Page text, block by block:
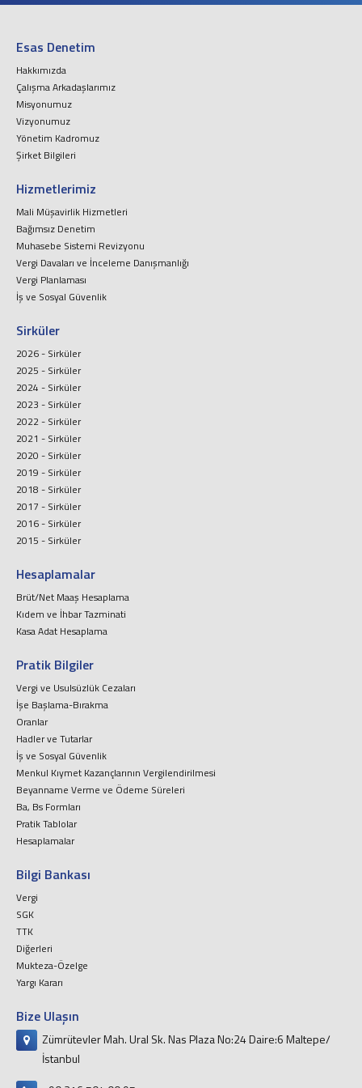
İş ve Sosyal Güvenlik
Beyanname Verme ve Ödeme Süreleri
Pratik Tablolar
Hesaplamalar
Bilgi Bankası
Vergi
TTK
Diğerleri
Mukteza-Özelge
Yargı Kararı
Kariyer
İletişim
Teklif İsteyin
Esas Denetim
Hakkımızda
Çalışma Arkadaşlarımız
Misyonumuz
Vizyonumuz
Yönetim Kadromuz
Şirket Bilgileri
Hizmetlerimiz
Mali Müşavirlik Hizmetleri
Bağımsız Denetim
Muhasebe Sistemi Revizyonu
Vergi Davaları ve İnceleme Danışmanlığı
Vergi Planlaması
İş ve Sosyal Güvenlik
Sirküler
2026 - Sirküler
2025 - Sirküler
2024 - Sirküler
2023 - Sirküler
2022 - Sirküler
2021 - Sirküler
2020 - Sirküler
2019 - Sirküler
2018 - Sirküler
2017 - Sirküler
2016 - Sirküler
2015 - Sirküler
Hesaplamalar
Brüt/Net Maaş Hesaplama
Kıdem ve İhbar Tazminati
Kasa Adat Hesaplama
Pratik Bilgiler
Vergi ve Usulsüzlük Cezaları
İşe Başlama-Bırakma
Oranlar
Hadler ve Tutarlar
İş ve Sosyal Güvenlik
Menkul Kıymet Kazançlarının Vergilendirilmesi
Beyanname Verme ve Ödeme Süreleri
Ba, Bs Formları
Pratik Tablolar
Hesaplamalar
Bilgi Bankası
Vergi
SGK
TTK
Diğerleri
Mukteza-Özelge
Yargı Kararı
Bize Ulaşın
Zümrütevler Mah. Ural Sk. Nas Plaza No:24 Daire:6 Maltepe/
İstanbul